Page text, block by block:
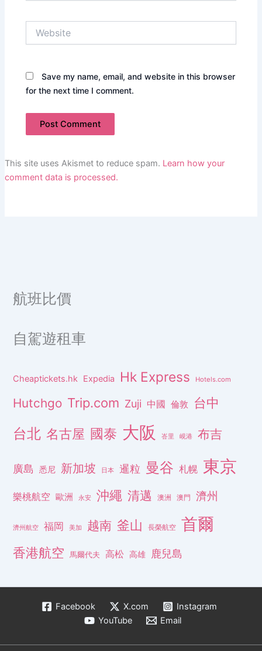
Save my name, email, and website in this browser
for the next time I comment.
This site uses Akismet to reduce spam. Learn how your
comment data is processed.
航班比價
自駕遊租車
Cheaptickets.hk Expedia Hk Express Hotels.com
Hutchgo Trip.com Zuji 中國 倫敦 台中
台北 名古屋 國泰 大阪 峇里 峴港 布吉
廣島 悉尼 新加坡 日本 暹粒 曼谷 札幌 東京
樂桃航空 歐洲 永安 沖繩 清邁 澳洲 澳門 濟州
濟州航空 福岡 美加 越南 釜山 長榮航空 首爾
香港航空 馬爾代夫 高松 高雄 鹿兒島
Facebook X.com
Instagram
YouTube
Email